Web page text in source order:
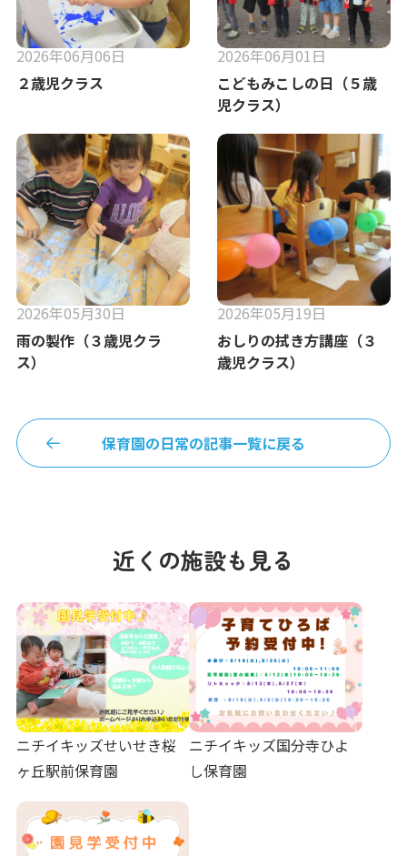
2026年06月06日
２歳児クラス
2026年06月01日
こどもみこしの日（５歳
児クラス）
2026年05月30日
雨の製作（３歳児クラ
ス）
2026年05月19日
おしりの拭き方講座（３
歳児クラス）
保育園の日常の記事一覧に戻る
近くの施設も見る
ニチイキッズせいせき桜
ヶ丘駅前保育園
ニチイキッズ国分寺ひよ
し保育園